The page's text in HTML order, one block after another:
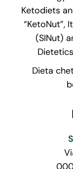
Ketodiets
“KetoNut”,
(SINut)
Dieta